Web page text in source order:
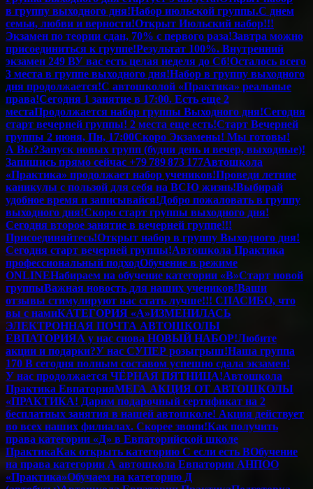
в группу выходного дня!Набор июльской группы.С днем
семьи, любви и верности!Открыт Июльский набор!!!
Экзамен по теории сдан, 70% с первого раза!Завтра можно
присоединиться к группе!Результат 100%. Внутренний
экзамен 249 ВУ вас есть целая неделя до Сб!Осталось всего
3 места в группе выходного дня!Набор в группу выходного
дня продолжается!С автошколой «Практика» реальные
права!Сегодня 1 занятие в 17:00. Есть еще 2
местаПродолжается набор группы Выходного дня!Сегодня
старт вечерней группы! 2 места еще есть!Старт Вечерней
группы 2 июня, Пн, 17:00Скоро Экзамены! Мы готовы!
А Вы?Запуск новых групп (будни день и вечер, выходные)!
Запишись прямо сейчас +79 789 873 177Автошкола
«Практика» продолжает набор учеников!Проведи летние
каникулы с пользой для себя на ВСЮ жизнь!Выбирай
удобное время и записывайся!Добро пожаловать в группу
выходного дня!Скоро старт группы выходного дня!
Сегодня второе занятие в вечерней группе!!!
Присоединяйтесь!Открыт набор в группу Выходного дня!
Сегодня старт вечерней группы!Автошкола Практика
профессиональный подходОбучение в режиме
ONLINEНабираем на обучение категории «B»Старт новой
группыВажная новость для наших учеников!Ваши
отзывы стимулируют нас стать лучше!!! СПАСИБО, что
вы с намиКАТЕГОРИЯ «А»ИЗМЕНИЛАСЬ
ЭЛЕКТРОННАЯ ПОЧТА АВТОШКОЛЫ
ЕВПАТОРИЯА у нас снова НОВЫЙ НАБОР!Любите
акции и подарки?У нас СУПЕР розыгрыш!Наша группа
170 В сегодня полным составом успешно сдала экзамен!
У нас продолжается ЧЁРНАЯ ПЯТНИЦА!Автошкола
Практика ЕвпаторияМЕГА АКЦИЯ ОТ АВТОШКОЛЫ
«ПРАКТИКА! Дарим подарочный сертификат на 2
бесплатных занятия в нашей автошколе! Акция действует
во всех наших филиалах. Скорее звони!Как получить
права категории «Д» в Евпаторийской школе
ПрактикаКак открыть категорию C если есть BОбучение
на права категории A автошкола Евпатории АНПОО
«Практика»Обучаем на категорию Д